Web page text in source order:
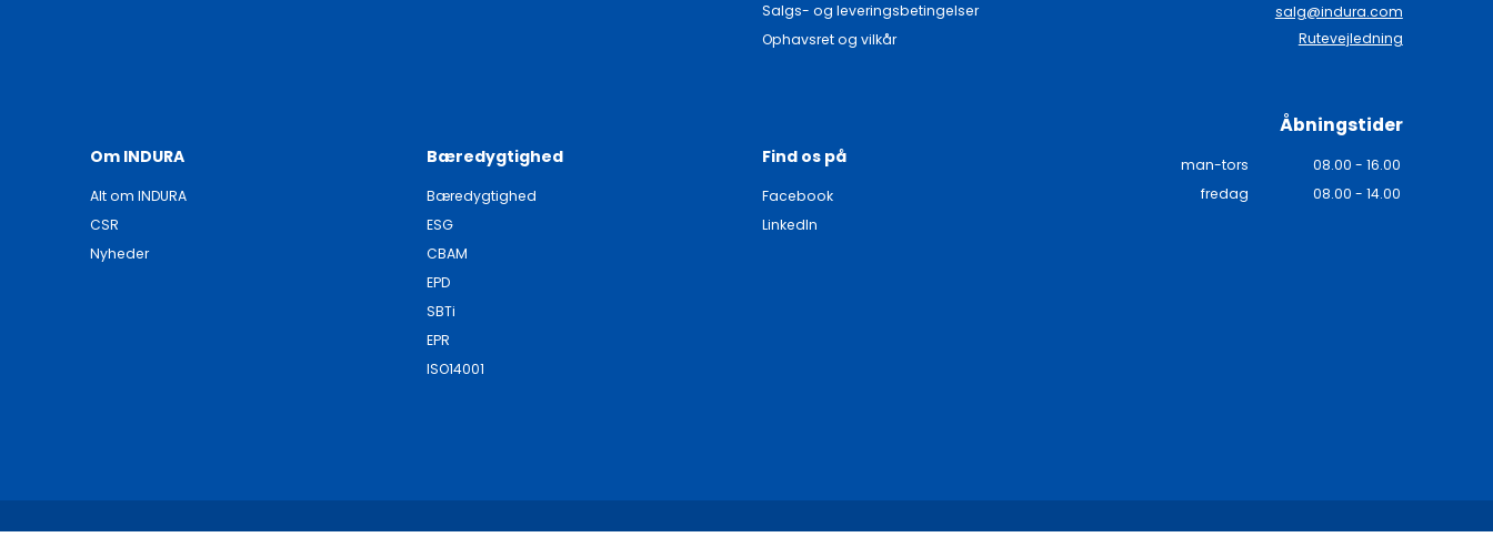
Salgs- og leveringsbetingelser
Ophavsret og vilkår
Om INDURA
Alt om INDURA
CSR
Nyheder
Bæredygtighed
Bæredygtighed
ESG
CBAM
EPD
SBTi
EPR
ISO14001
Find os på
Facebook
LinkedIn
salg@indura.com
Rutevejledning
Åbningstider
man-tors
08.00 - 16.00
fredag
08.00 - 14.00